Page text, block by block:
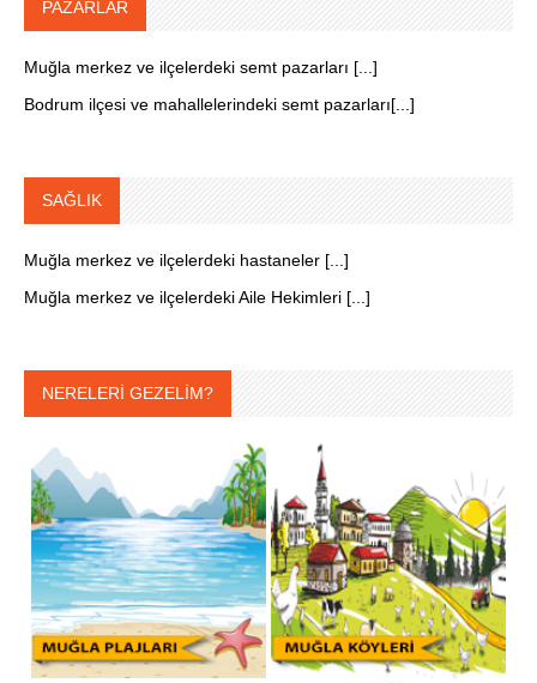
PAZARLAR
Muğla merkez ve ilçelerdeki semt pazarları [...]
Bodrum ilçesi ve mahallelerindeki semt pazarları[...]
SAĞLIK
Muğla merkez ve ilçelerdeki hastaneler [...]
Muğla merkez ve ilçelerdeki Aile Hekimleri [...]
NERELERİ GEZELİM?